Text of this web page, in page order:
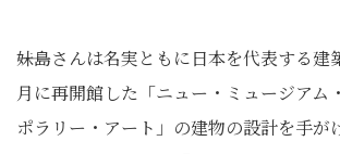
――妹島さんは名実ともに日本を代表する
月に再開館した「ニュー・ミュージアム
ポラリー・アート」の建物の設計を手が